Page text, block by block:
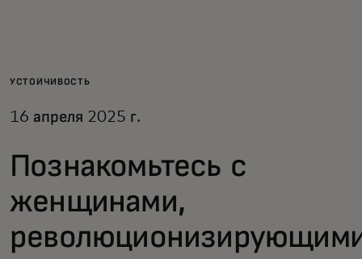
Для бизнеса
Новости и тренды
УСТОЙЧИВОСТЬ
16 апреля 2025 г.
Познакомьтесь с
женщинами,